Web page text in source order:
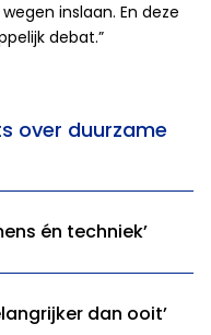
inslaan. En deze
debat.”
over duurzame
én techniek’
dan ooit’